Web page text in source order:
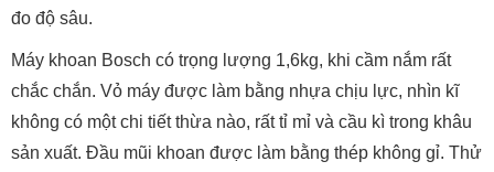
đo độ sâu.
Máy khoan Bosch có trọng lượng 1,6kg, khi cầm nắm rất
chắc chắn. Vỏ máy được làm bằng nhựa chịu lực, nhìn kĩ
không có một chi tiết thừa nào, rất tỉ mỉ và cầu kì trong khâu
sản xuất. Đầu mũi khoan được làm bằng thép không gỉ. Thử